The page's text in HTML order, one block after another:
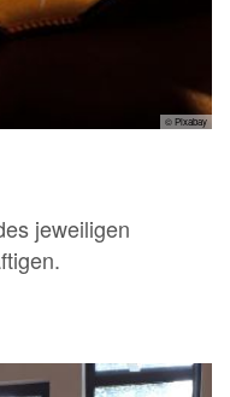
© Pixabay
jeweiligen